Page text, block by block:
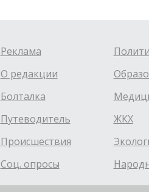
Реклама
О редакции
Болталка
Путеводитель
Происшествия
Соц. опросы
ЖКХ